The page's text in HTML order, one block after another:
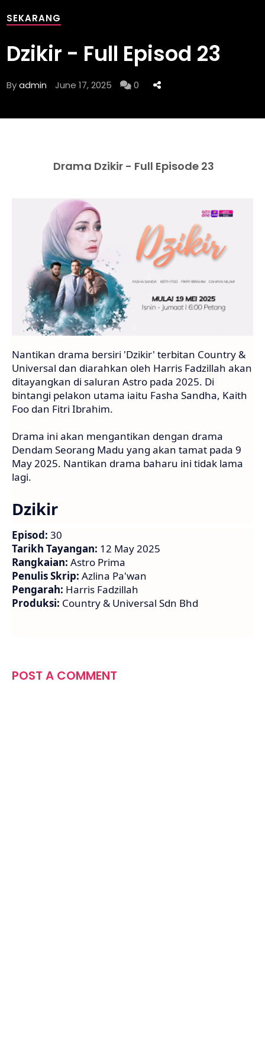
SEKARANG
Dzikir - Full Episod 23
Byadmin June 17, 2025 0
Drama Dzikir - Full Episode 23
Nantikan drama bersiri 'Dzikir' terbitan Country &
Universal dan diarahkan oleh Harris Fadzillah akan
ditayangkan di saluran Astro pada 2025. Di
bintangi pelakon utama iaitu Fasha Sandha, Kaith
Foo dan Fitri Ibrahim.
Drama ini akan mengantikan dengan drama
Dendam Seorang Madu yang akan tamat pada 9
May 2025. Nantikan drama baharu ini tidak lama
lagi.
Dzikir
Episod: 30
Tarikh Tayangan: 12 May 2025
Rangkaian: Astro Prima
Penulis Skrip: Azlina Pa'wan
Pengarah: Harris Fadzillah
Produksi: Country & Universal Sdn Bhd
POST A COMMENT